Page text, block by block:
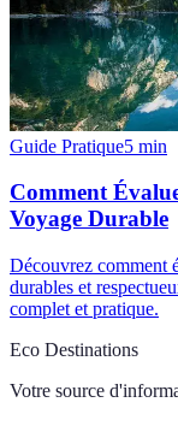
Guide Pratique5 min
Comment
Voyage Durable
Découvrez comment
durables et
complet et pratique.
Eco Destinations
Votre source